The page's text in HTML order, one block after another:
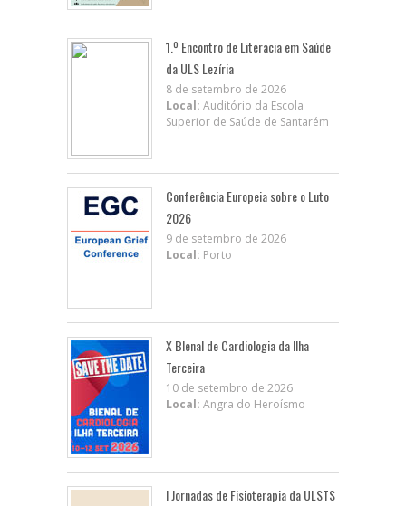
1.º Encontro de Literacia em Saúde
da ULS Lezíria
8 de setembro de 2026
Local: Auditório da Escola
Superior de Saúde de Santarém
Conferência Europeia sobre o Luto
2026
9 de setembro de 2026
Local: Porto
X BIenal de Cardiologia da Ilha
Terceira
10 de setembro de 2026
Local: Angra do Heroísmo
I Jornadas de Fisioterapia da ULSTS